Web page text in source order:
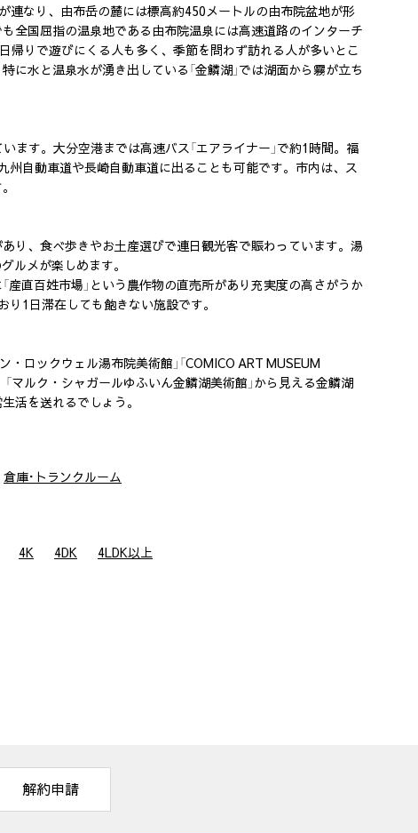
なり、由布岳の麓には標高約450メートルの由布院盆地が形
全国屈指の温泉地である由布院温泉には高速道路のインターチ
帰りで遊びにくる人も多く、季節を問わず訪れる人が多いとこ
水と温泉水が湧き出している「金鱗湖」では湖面から霧が立ち
す。大分空港までは高速バス「エアライナー」で約1時間。福
自動車道や長崎自動車道に出ることも可能です。市内は、ス
り、食べ歩きやお土産選びで連日観光客で賑わっています。湯
ルメが楽しめます。
産直百姓市場」という農作物の直売所があり充実度の高さがうか
1日滞在しても飽きない施設です。
ロックウェル湯布院美術館」「COMICO ART MUSEUM
マルク・シャガールゆふいん金鱗湖美術館」から見える金鱗湖
活を送れるでしょう。
倉庫･トランクルーム
4K 4DK 4LDK以上
解約申請